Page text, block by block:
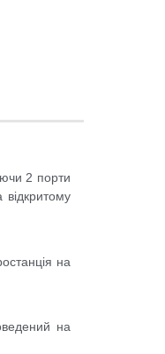
2 порти
на
на